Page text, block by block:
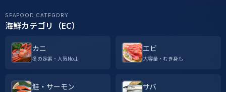
SEAFOOD CATEGORY
海鮮カテゴリ（EC）
カニ
冬の定番・人気No.1
エビ
大容量・むき身も
鮭・サーモン サバ